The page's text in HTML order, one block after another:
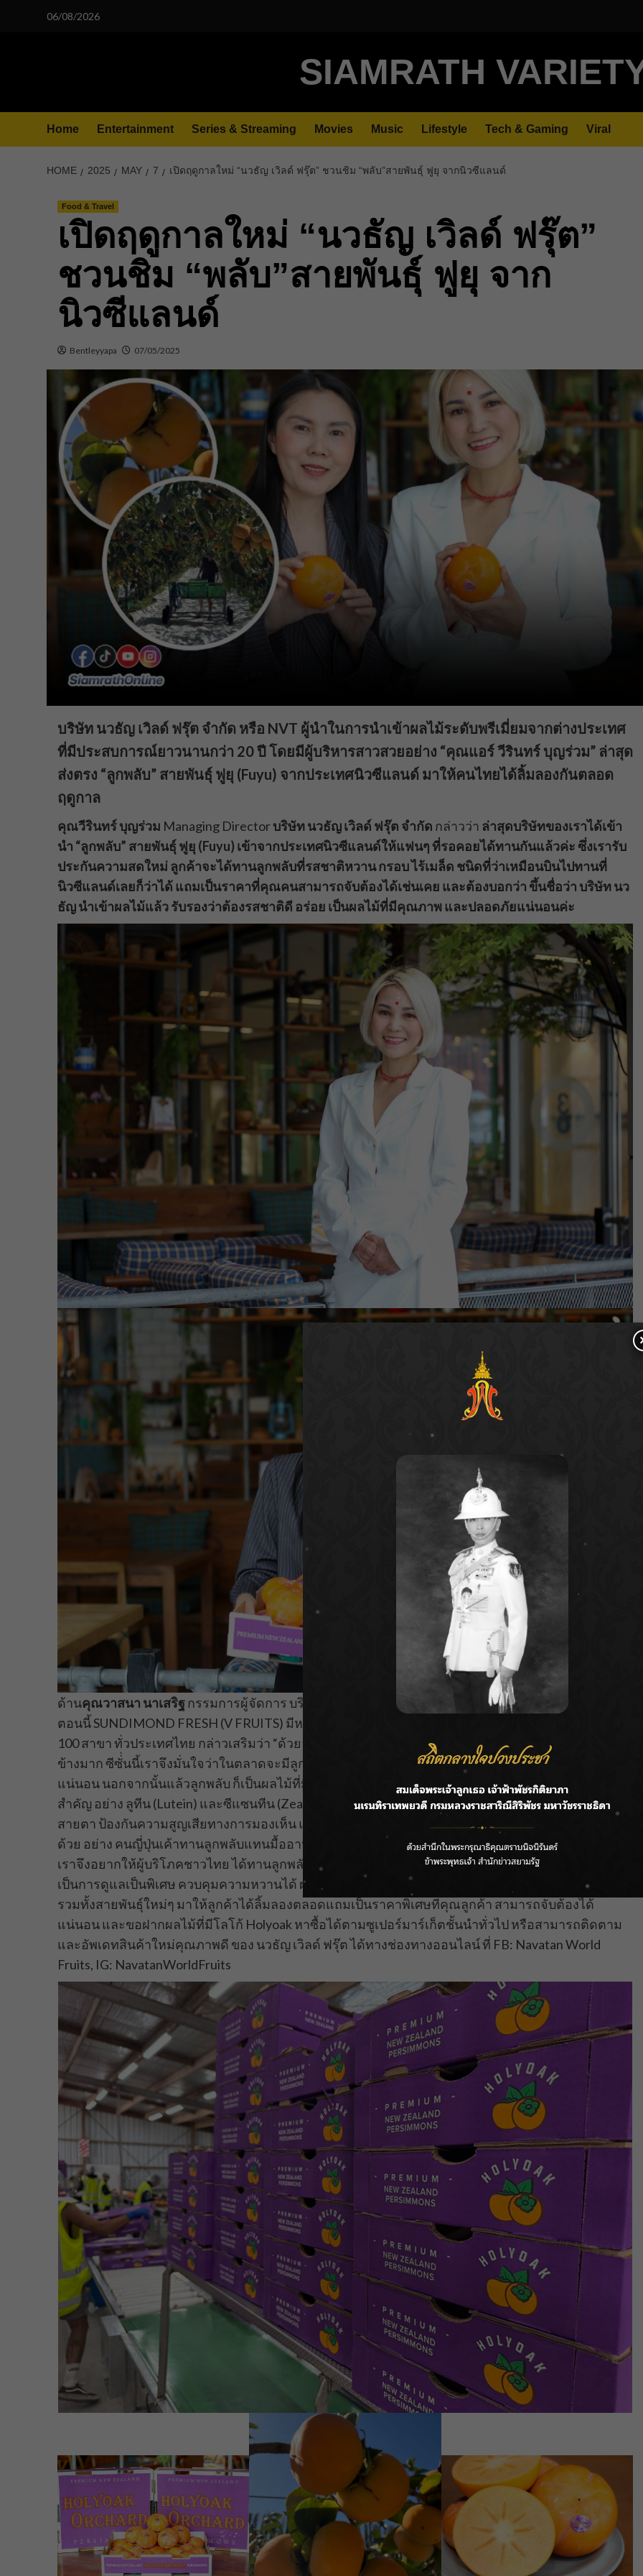
06/08/2026
SIAMRATH
Home Entertainment Series & Streaming Movies Music Lifestyle Tech & Gaming Viral
HOME 2025 MAY 7 เปิดฤดูกาลใหม่ “นวธัญ เวิลด์ ฟรุ๊ต” ชวนชิม “พลับ”สายพันธุ์ ฟูยุ จากนิวซีแลนด์
Food & Travel
เปิดฤดูกาลใหม่ “นวธัญ เวิลด์ ฟรุ๊ต”
ชวนชิม “พลับ”สายพันธุ์ ฟูยุ จาก
นิวซีแลนด์
Bentleyyapa 07/05/2025
บริษัท นวธัญ เวิลด์ ฟรุ๊ต จำกัด หรือ NVT ผู้นำในการนำเข้าผลไม้ระดับพรีเมี่ยมจากต่างประเทศ
ที่มีประสบการณ์ยาวนานกว่า 20 ปี โดยมีผู้บริหารสาวสวยอย่าง “คุณแอร์ วีรินทร์ บุญร่วม” ล่าสุด
ส่งตรง “ลูกพลับ” สายพันธุ์ ฟูยุ (Fuyu) จากประเทศนิวซีแลนด์ มาให้คนไทยได้ลิ้มลองกันตลอด
ฤดูกาล
คุณวีรินทร์ บุญร่วม Managing Directorบริษัท นวธัญ เวิลด์ ฟรุ๊ต จำกัด กล่าวว่า ล่าสุดบริษัทของเราได้เข้า
นำ “ลูกพลับ” สายพันธุ์ ฟูยุ (Fuyu) เข้าจากประเทศนิวซีแลนด์ให้แฟนๆ ที่รอคอยได้ทานกันแล้วค่ะ ซึ่งเรารับ
ประกันความสดใหม่ ลูกค้าจะได้ทานลูกพลับที่รสชาติหวาน กรอบ ไร้เมล็ด ชนิดที่ว่าเหมือนบินไปทานที่
นิวซีแลนด์เลยก็ว่าได้ แถมเป็นราคาที่คุณคนสามารถจับต้องได้เช่นเคย และต้องบอกว่า ขึ้นชื่อว่า บริษัท นว
ธัญ นำเข้าผลไม้แล้ว รับรองว่าต้องรสชาติดี อร่อย เป็นผลไม้ที่มีคุณภาพ และปลอดภัยแน่นอนค่ะ
ด้านคุณวาสนา นาเสริฐกรรมการผู้จัดการ บริษัท ซันไดมอนด์ เฟรช จำกัด คู่ค้ารายใหญ่ในประเทศไทย ซึ่ง
ตอนนี้ SUNDIMOND FRESH (V FRUITS) มีหน้าร้านอยู่ที่Tops, Gourmet Market, Big C และ Foodland กว่า
100 สาขา ทั่วประเทศไทย กล่าวเสริมว่า “ด้วยอากาศที่นิวซีแลนด์ช่วงนี้ดีมากๆ ทำให้เราได้ผลผลิตมาค่อน
ข้างมาก ซีซั่่นนี้เราจึงมั่นใจว่าในตลาดจะมีลูกพลับมาวางจำหน่ายให้ลูกค้าที่ชอบได้ลิ้มลองอย่างทั่วถึง
แน่นอน นอกจากนั้นแล้วลูกพลับ ก็เป็นผลไม้ที่มีประโยชน์มาก มีไฟเบอร์สูงแต่ให้แคลอรีต่ำ มีสารต้านอิสระ
สำคัญ อย่าง ลูทีน (Lutein) และซีแซนทีน (Zeaxanthin) เป็นสารอาหารสำคัญที่มีส่วนช่วยในการบำรุง
สายตา ป้องกันความสูญเสียทางการมองเห็น แถมมีส่วนช่วยกระตุ้นการทำงานของระบบประสาทและสมอง
ด้วย อย่าง คนญี่ปุ่นเค้าทานลูกพลับแทนมื้ออาหารเลยด้วยซ้ำ แสดงว่าเป็นผลไม้ที่มีประโยชน์มากๆ ดังนั้น
เราจึงอยากให้ผู้บริโภคชาวไทย ได้ทานลูกพลับเกรดพรีเมียม ซึ่งสินค้าของเราเป็นการปลูกแบบ Hot house
เป็นการดูแลเป็นพิเศษ ควบคุมความหวานได้ ผลสวย รสชาติอร่อย เราเลือกสรรผลไม้ที่ดีที่สุด ปลอดภัยที่สุด
รวมทั้งสายพันธุ์ใหม่ๆ มาให้ลูกค้าได้ลิ้มลองตลอดแถมเป็นราคาพิเศษที่คุณลูกค้า สามารถจับต้องได้
แน่นอน และขอฝากผลไม้ที่มีโลโก้ Holyoak หาซื้อได้ตามซูเปอร์มาร์เก็ตชั้นนำทั่วไป หรือสามารถติดตาม
และอัพเดทสินค้าใหม่คุณภาพดี ของ นวธัญ เวิลด์ ฟรุ๊ต ได้ทางช่องทางออนไลน์ ที่ FB: Navatan World
Fruits, IG: NavatanWorldFruits